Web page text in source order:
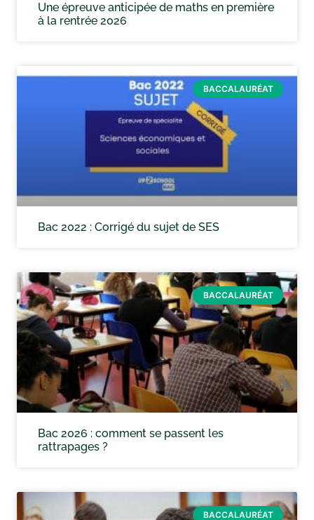
Une épreuve anticipée de maths en première
à la rentrée 2026
BACCALAURÉAT
Bac 2022 : Corrigé du sujet de SES
BACCALAURÉAT
Bac 2026 : comment se passent les
rattrapages ?
BACCALAURÉAT